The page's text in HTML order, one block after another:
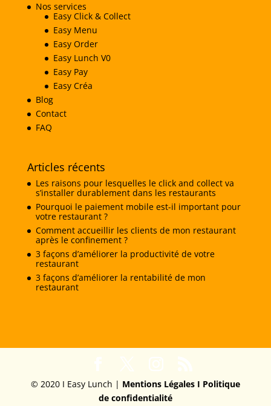
Nos services
Easy Click & Collect
Easy Menu
Easy Order
Easy Lunch V0
Easy Pay
Easy Créa
Blog
Contact
FAQ
Articles récents
Les raisons pour lesquelles le click and collect va
s’installer durablement dans les restaurants
Pourquoi le paiement mobile est-il important pour
votre restaurant ?
Comment accueillir les clients de mon restaurant
après le confinement ?
3 façons d’améliorer la productivité de votre
restaurant
3 façons d’améliorer la rentabilité de mon
restaurant
© 2020 I Easy Lunch | Mentions Légales I Politique
de confidentialité